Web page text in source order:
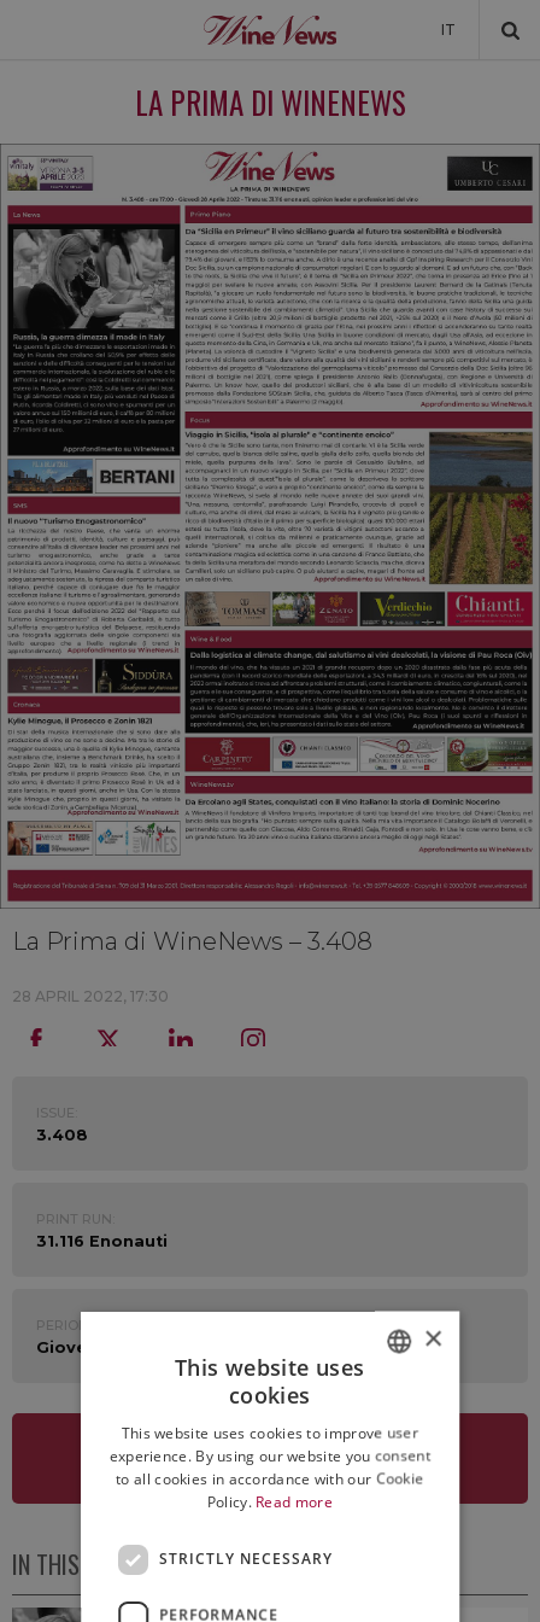
IT
LA PRIMA DI WINENEWS
La Prima di WineNews – 3.408
28 APRIL 2022, 17:30
ISSUE:
3.408
PRINT RUN:
31.116 Enonauti
PERIOD:
Giovedì 28 Aprile 2022
SEE NEWSLETTER
IN THIS ISSUE
ENGLISH
×
This website uses
cookies
This website uses cookies to improve user
experience. By using our website you consent
to all cookies in accordance with our Cookie
Policy. Read more
STRICTLY NECESSARY
PERFORMANCE